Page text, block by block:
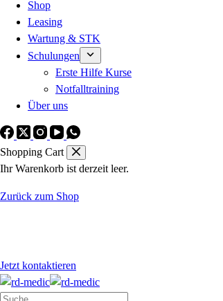
Shop
Leasing
Wartung & STK
Schulungen
Erste Hilfe Kurse
Notfalltraining
Über uns
Shopping Cart
Ihr Warenkorb ist derzeit leer.
Zurück zum Shop
Jetzt kontaktieren